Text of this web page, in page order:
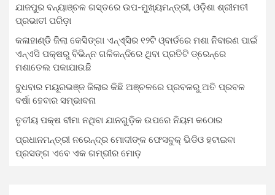
ଯାଜପୁର ବନ୍ୟାଞ୍ଚଳ ଗସ୍ତରେ ଉପ-ମୁଖ୍ୟମନ୍ତ୍ରୀ, ଓଡ଼ିଶା ଶ୍ରୀମତୀ
ପ୍ରଭାତୀ ପରିଡ଼ା
କଳାହାଣ୍ଡି ଜିଲା କେସିଙ୍ଗା ଏନ୍‌ଏ୍‌ସିର ୧୨ଟି ଓ୍ବାର୍ଡରେ ମଶା ନିବାରଣ ପାଇଁ
ଏନ୍‌ଏସି ପକ୍ଷରୁ ବିଭିନ୍ନ ଗଳିକନ୍ଦିରେ ଥିବା ପ୍ରତିଟି ଡ୍ରେନ୍‌ରେ
ମଶାତେଲ ପକାଯାଉଛି
ବୁଧବାର ମୟୂରଭଞ୍ଜ ଜିଲାର କିଛି ଅଞ୍ଚଳରେ ପ୍ରବଳରୁ ଅତି ପ୍ରବଳ
ବର୍ଷା ହେବାର ସମ୍ଭାବନା
ତୃତୀୟ ପକ୍ଷ ବୀମା ନଥିବା ଯାନଗୁଡ଼ିକ ଉପରେ ନିୟମ କଠୋର
ପ୍ରଧାନମନ୍ତ୍ରୀ ନରେନ୍ଦ୍ର ମୋଦୀଙ୍କ ଫେସବୁକ୍ ଭିଡିଓ ହଟାଇବା
ପ୍ରସଙ୍ଗ ଏବେ ଏକ ଗମ୍ଭୀର ମୋଡ଼